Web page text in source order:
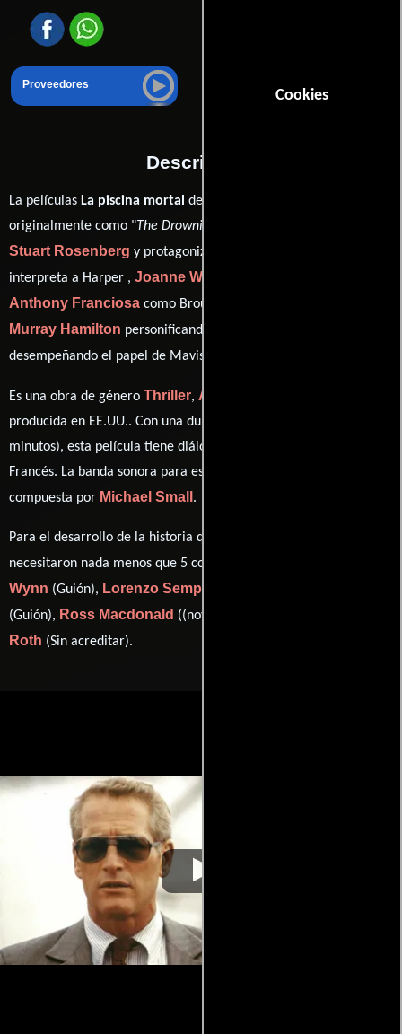
Cookies
Proveedores
Descripción
La películas La piscina mortal del año 1975, conocida
originalmente como "The Drowning Pool
Stuart Rosenberg y protagonizada por
interpreta a Harper , Joanne Woodward
Anthony Franciosa como Broussard (as Tony Franciosa),
Murray Hamilton personificando a Kilbourne y
desempeñando el papel de Mavis (
Es una obra de género Thriller, Acción
producida en EE.UU.. Con una duración de 01 hr 48 min (108
minutos), esta película tiene diálogos originales en
Francés. La banda sonora para esta producción ha sido
compuesta por Michael Small .
Para el desarrollo de la historia que cuenta esta obra, se
necesitaron nada menos que 5 colaboraciones.
Wynn (Guión), Lorenzo Semple Jr.
(Guión), Ross Macdonald ((novel) (as Ross MacDonald)) y
Roth (Sin acreditar).